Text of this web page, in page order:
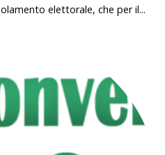
elettorale, che per il...